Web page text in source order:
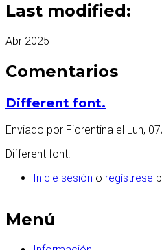
Last modified:
Abr 2025
Comentarios
Different font.
Enviado por Fiorentina el Lun,
Different font.
Inicie sesión o regístrese
Menú